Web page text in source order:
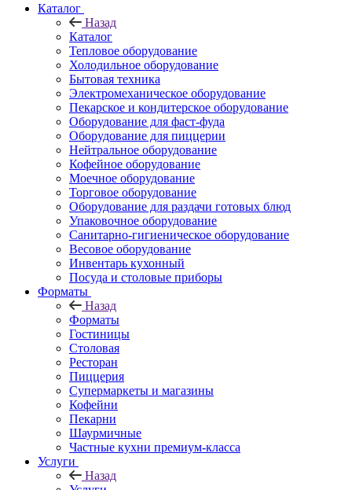
Каталог
Назад
Каталог
Тепловое оборудование
Холодильное оборудование
Бытовая техника
Электромеханическое оборудование
Пекарское и кондитерское оборудование
Оборудование для фаст-фуда
Оборудование для пиццерии
Нейтральное оборудование
Кофейное оборудование
Моечное оборудование
Торговое оборудование
Оборудование для раздачи готовых блюд
Упаковочное оборудование
Санитарно-гигиеническое оборудование
Весовое оборудование
Инвентарь кухонный
Посуда и столовые приборы
Форматы
Назад
Форматы
Гостиницы
Столовая
Ресторан
Пиццерия
Супермаркеты и магазины
Кофейни
Пекарни
Шаурмичные
Частные кухни премиум-класса
Услуги
Назад